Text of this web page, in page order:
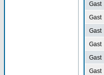
Gast
Gast
Gast
Gast
Gast
Gast